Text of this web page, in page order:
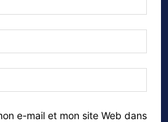
:*
web:
e-mail et mon site Web dans